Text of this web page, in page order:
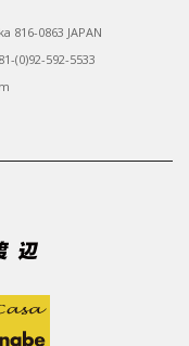
816-0863 JAPAN
(0)92-592-5533